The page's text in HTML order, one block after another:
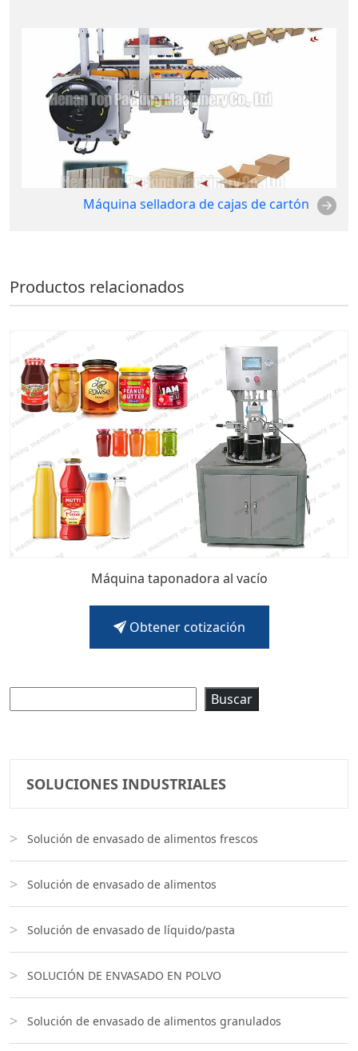
Máquina selladora de cajas de cartón
Productos relacionados
Máquina taponadora al vacío
Obtener cotización
Buscar
SOLUCIONES INDUSTRIALES
Solución de envasado de alimentos frescos
Solución de envasado de alimentos
Solución de envasado de líquido/pasta
SOLUCIÓN DE ENVASADO EN POLVO
Solución de envasado de alimentos granulados